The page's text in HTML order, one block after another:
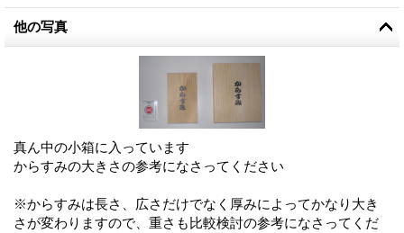
他の写真
真ん中の小箱に入っています
からすみの大きさの参考になさってください
※からすみは長さ、広さだけでなく厚みによってかなり大き
さが変わりますので、重さも比較検討の参考になさってくだ